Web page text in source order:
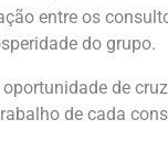
entre os
do grupo.
de
de cada